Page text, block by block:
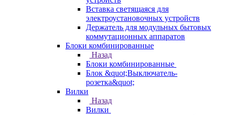
Вставка светящаяся для
электроустановочных устройств
Держатель для модульных бытовых
коммутационных аппаратов
Блоки комбинированные
Назад
Блоки комбинированные
Блок &quot;Выключатель-
розетка&quot;
Вилки
Назад
Вилки